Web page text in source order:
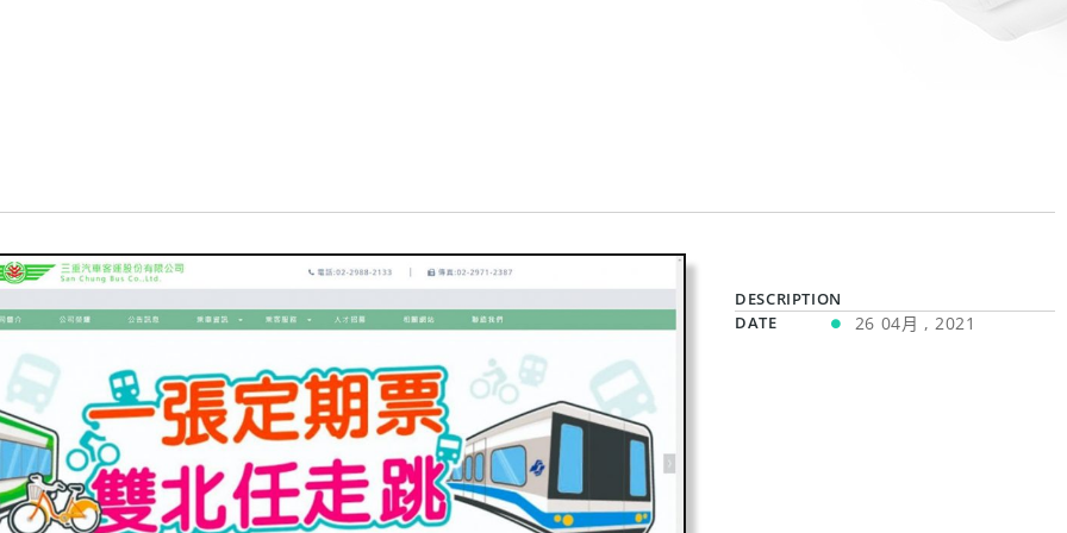
DESCRIPTION
DATE
26 04月 , 2021